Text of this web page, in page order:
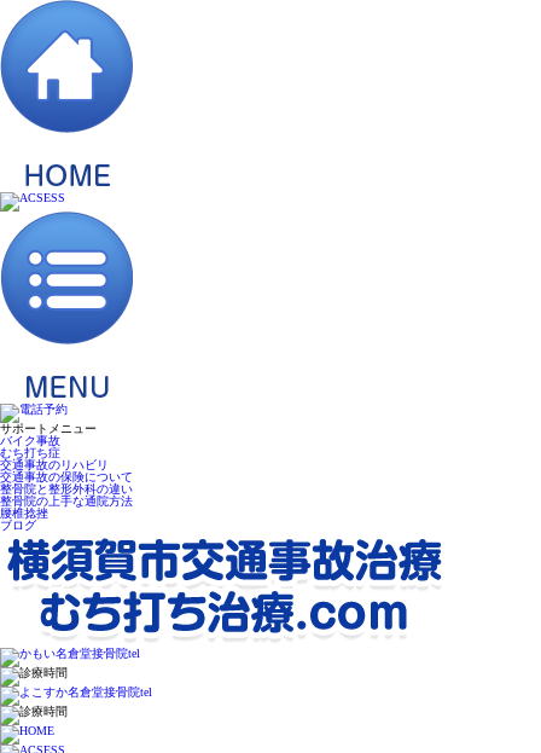
サポートメニュー
バイク事故
むち打ち症
交通事故のリハビリ
交通事故の保険について
整骨院と整形外科の違い
整骨院の上手な通院方法
腰椎捻挫
ブログ